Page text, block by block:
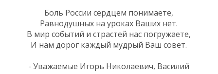
Боль России сердцем понимаете,
Равнодушных на уроках Ваших нет.
В мир событий и страстей нас погружаете,
И нам дорог каждый мудрый Ваш совет.
- Уважаемые Игорь Николаевич, Василий